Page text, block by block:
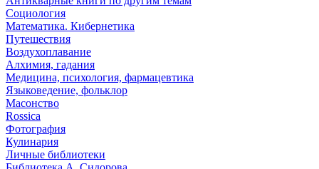
Социология
Математика. Кибернетика
Путешествия
Воздухоплавание
Алхимия, гадания
Медицина, психология, фармацевтика
Языковедение, фольклор
Масонство
Rossica
Фотография
Кулинария
Личные библиотеки